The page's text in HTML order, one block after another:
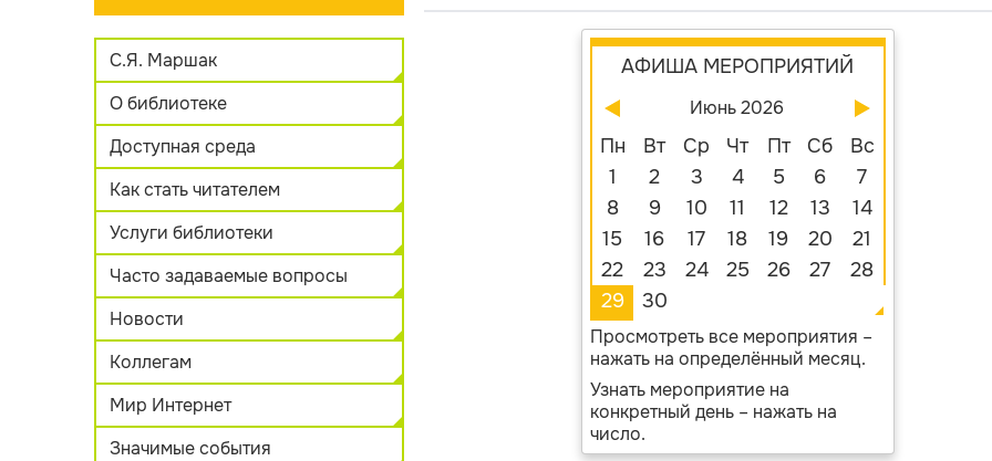
С.Я. Маршак
О библиотеке
Доступная среда
Как стать читателем
Услуги библиотеки
Часто задаваемые вопросы
Новости
Коллегам
Мир Интернет
Значимые события
АФИША МЕРОПРИЯТИЙ
Июнь 2026
Пн Вт Ср Чт Пт Сб
Вс
1
2 3 4 5 6
7
8
9 10 11 12 13
14
15
16 17 18 19 20
21
22
23 24 25 26 27
28
29
30
Просмотреть все мероприятия –
нажать на определённый месяц.
Узнать мероприятие на
конкретный день – нажать на
число.